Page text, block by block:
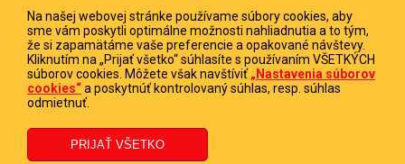
Odstúpenie od zmluvy
Poučenie o odstúpení od zmluvy
FIRMA
PAPYRUS POPRAD, s.r.o.
DIČ 2020513880
Na našej webovej stránke používame súbory cookies, aby
sme vám poskytli optimálne možnosti nahliadnutia a to tým,
že si zapamätáme vaše preferencie a opakované návštevy.
Kliknutím na „Prijať všetko“ súhlasíte s používaním VŠETKÝCH
súborov cookies. Môžete však navštíviť „Nastavenia súborov
cookies“a poskytnúť kontrolovaný súhlas, resp. súhlas
odmietnuť.